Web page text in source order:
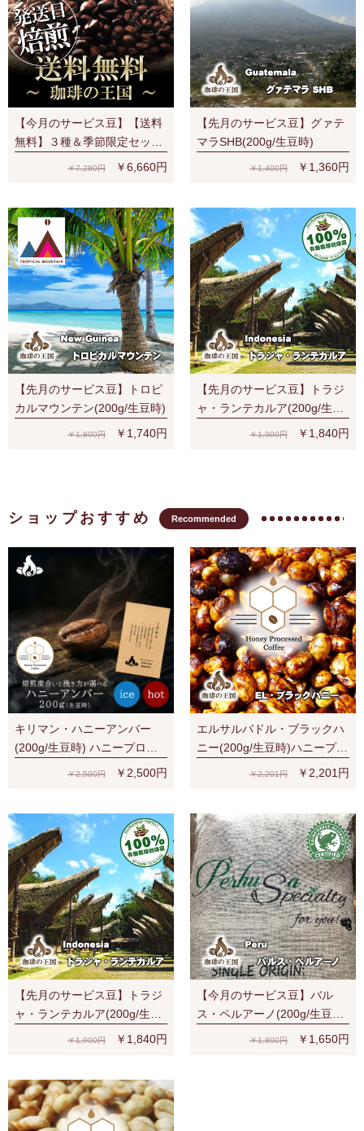
【今月のサービス豆】【送料
無料】３種＆季節限定セット
（S、V、Y、夏）宅配便でも
￥7,280円 ￥6,660円
【先月のサービス豆】グァテ
マラSHB(200g/生豆時)
￥1,400円 ￥1,360円
【先月のサービス豆】トロピ
カルマウンテン(200g/生豆時)
￥1,800円 ￥1,740円
【先月のサービス豆】トラジ
ャ・ランテカルア(200g/生豆
時)有機栽培コーヒー豆 無農
￥1,900円 ￥1,840円
ショップおすすめ Recommended
キリマン・ハニーアンバー
(200g/生豆時) ハニープロセ
￥2,500円 ￥2,500円
エルサルバドル・ブラックハ
ニー(200g/生豆時)ハニープロ
￥2,201円 ￥2,201円
【先月のサービス豆】トラジ
ャ・ランテカルア(200g/生豆
時)有機栽培コーヒー豆 無農
￥1,900円 ￥1,840円
【今月のサービス豆】バル
ス・ペルアーノ(200g/生豆
時)RA認証 スペシャルティ 芳
￥1,800円 ￥1,650円